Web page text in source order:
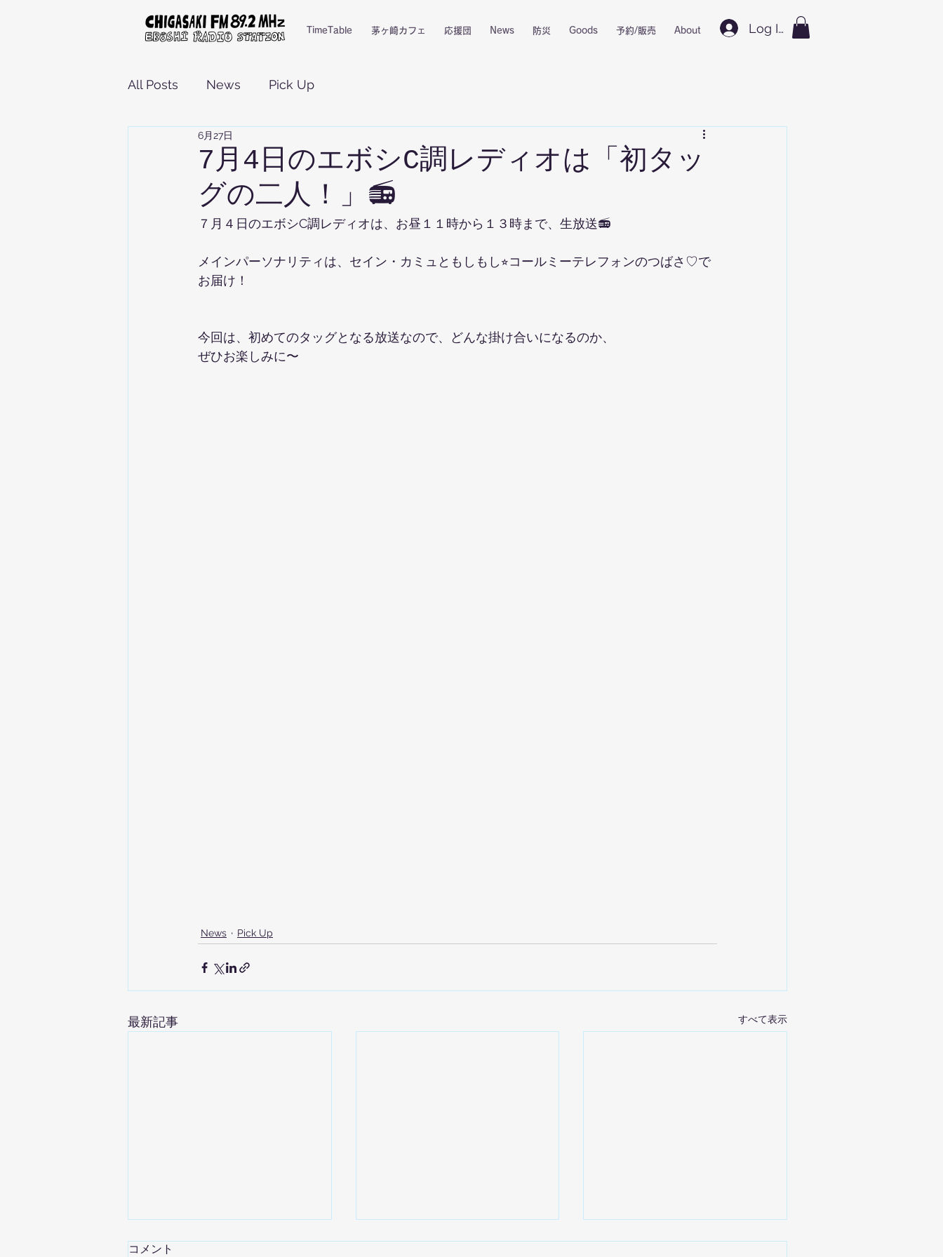
TimeTable 茅ヶ崎カフェ 応援団 News 防災 Goods 予約/販売 About Log In
All Posts News Pick Up
7月4日のエボシC調レディオは「初タッ
グの二人！」📻
6月27日
７月４日のエボシC調レディオは、お昼１１時から１３時まで、生放送📻
メインパーソナリティは、セイン・カミュともしもし⭐︎コールミーテレフォンのつばさ♡で
お届け！
今回は、初めてのタッグとなる放送なので、どんな掛け合いになるのか、
ぜひお楽しみに〜
News Pick Up
最新記事 すべて表示
コメント